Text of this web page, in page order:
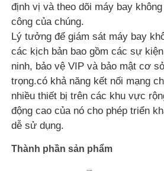
định vị và theo dõi máy bay
công của chúng.
Lý tưởng để giám sát máy bay
các kịch bản bao gồm các sự
ninh, bảo vệ VIP và bảo mật cơ
trọng.có khả năng kết nối mạng
nhiều thiết bị trên các khu vực
động cao của nó cho phép triển
dễ sử dụng.
Thành phần sản phẩm